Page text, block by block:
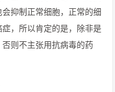
抑制正常细胞，正常的细
，所以肯定的是，除非是
则不主张用抗病毒的药